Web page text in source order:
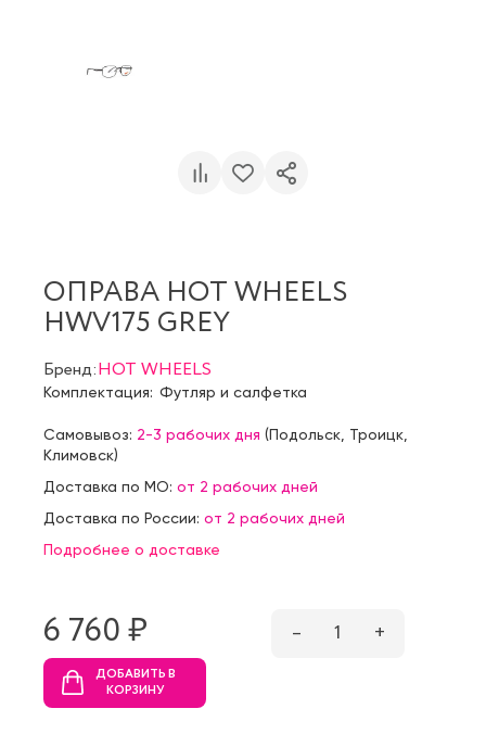
ОПРАВА HOT WHEELS
HWV175 GREY
Бренд:HOT WHEELS
Комплектация: Футляр и салфетка
Самовывоз: 2-3 рабочих дня (Подольск Троицк
Климовск)
Доставка по МО: от 2 рабочих дней
Доставка по России: от 2 рабочих дней
Подробнее о доставке
6 760 ₷ – 1 +
ДОБАВИТЬ В
КОРЗИНУ